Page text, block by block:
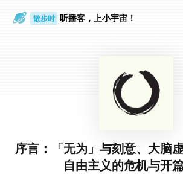
散步时 听播客，上小宇宙！
序言：「无为」与刻意、大脑
自由主义的危机与开